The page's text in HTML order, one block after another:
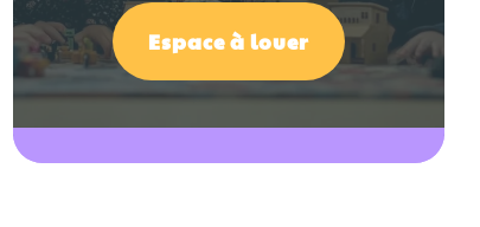
Espace à louer